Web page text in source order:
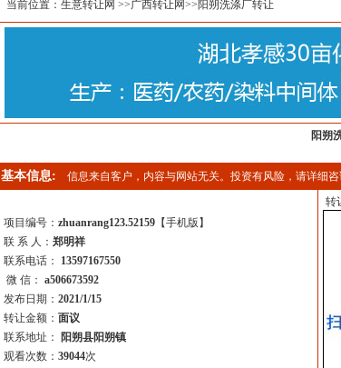
当前位置： 生意转让网 >>广西转让网>>阳朔洗涤厂转让
阳朔
基本信息: 信息来自客户，内容与网站无关。投资有风险，请详细咨
项目编号： zhuanrang123.52159 【手机版 】
联 系 人： 郑明祥
联系电话：
13597167550
微 信： a506673592
发布日期： 2021/1/15
转让金额： 面议
联系地址：
阳朔县阳朔镇
观看次数： 39044次
转